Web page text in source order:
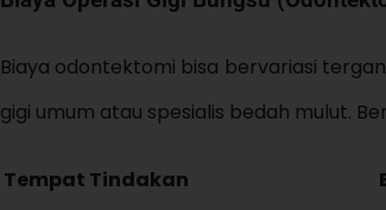
Biaya odontektomi bisa bervariasi
gigi umum atau spesialis bedah mulut.
Tempat Tindakan